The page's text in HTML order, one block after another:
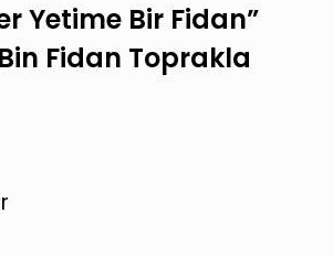
Yetime Bir Fidan”
Fidan Toprakla